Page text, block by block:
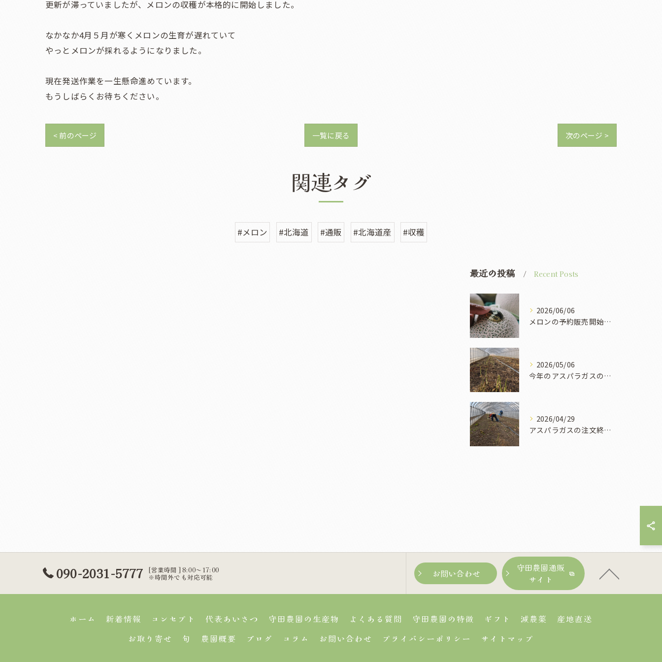
更新が滞っていましたが、メロンの収穫が本格的に開始しました。
なかなか4月５月が寒くメロンの生育が遅れていて
やっとメロンが採れるようになりました。
現在発送作業を一生懸命進めています。
もうしばらくお待ちください。
< 前のページ 一覧に戻る 次のページ >
関連タグ
#メロン #北海道 #通販 #北海道産 #収穫
最近の投稿 Recent Posts
2026/06/06
メロンの予約販売開始しています。価格設定について
2026/05/06
今年のアスパラガスの収穫は終了しました。
2026/04/29
アスパラガスの注文終了時期について
090-2031-5777 [営業時間] 8:00～17:00
※時間外でも対応可能 お問い合わせ
守田農園通販
サイト
ホーム 新着情報 コンセプト 代表あいさつ 守田農園の生産物 よくある質問 守田農園の特徴 ギフト 減農薬
産地直送
お取り寄せ
旬 農園概要 ブログ コラム お問い合わせ プライバシーポリシー サイトマップ